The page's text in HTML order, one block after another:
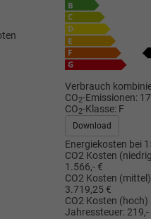
Verbrauch
CO2-Emissionen:
CO2-Klasse: F
Download
Energiekosten bei
CO2 Kosten
1.566,- €
CO2 Kosten (mittel)
3.719,25 €
CO2 Kosten (hoch)
Jahressteuer: 219,-